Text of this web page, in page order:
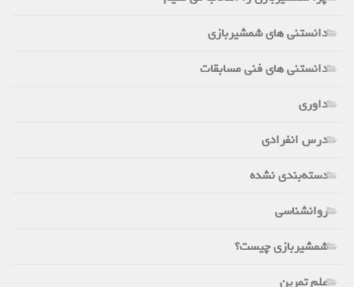
دانستنی های شمشیربازی
دانستنی های فنی مسابقات
داوری
درس انفرادی
دسته‌بندی نشده
روانشناسی
شمشیربازی چیست؟
علم تمرین